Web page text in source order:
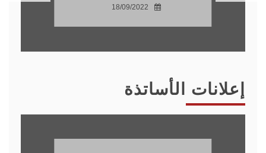
18/09/2022
إعلانات الأساتذة